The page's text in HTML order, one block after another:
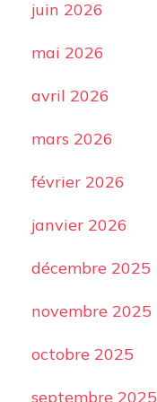
juin 2026
mai 2026
avril 2026
mars 2026
février 2026
janvier 2026
décembre 2025
novembre 2025
octobre 2025
septembre 2025